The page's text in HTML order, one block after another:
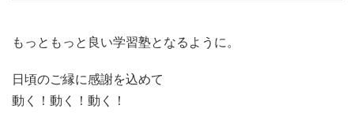
もっともっと良い学習塾となるように。
日頃のご縁に感謝を込めて
動く！動く！動く！